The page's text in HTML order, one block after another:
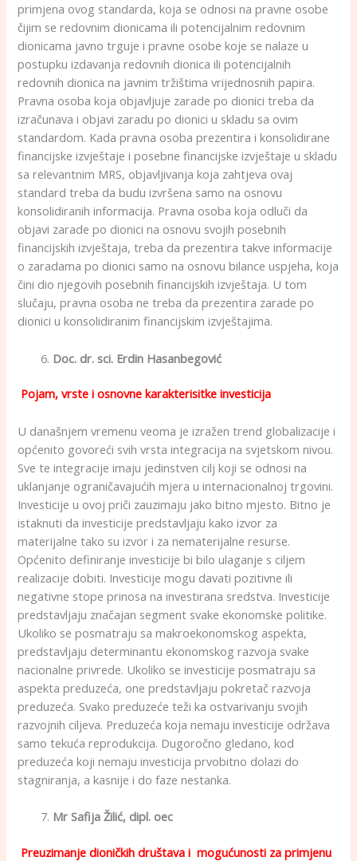
primjena ovog standarda, koja se odnosi na pravne osobe
čijim se redovnim dionicama ili potencijalnim redovnim
dionicama javno trguje i pravne osobe koje se nalaze u
postupku izdavanja redovnih dionica ili potencijalnih
redovnih dionica na javnim tržištima vrijednosnih papira.
Pravna osoba koja objavljuje zarade po dionici treba da
izračunava i objavi zaradu po dionici u skladu sa ovim
standardom. Kada pravna osoba prezentira i konsolidirane
financijske izvještaje i posebne financijske izvještaje u skladu
sa relevantnim MRS, objavljivanja koja zahtjeva ovaj
standard treba da budu izvršena samo na osnovu
konsolidiranih informacija. Pravna osoba koja odluči da
objavi zarade po dionici na osnovu svojih posebnih
financijskih izvještaja, treba da prezentira takve informacije
o zaradama po dionici samo na osnovu bilance uspjeha, koja
čini dio njegovih posebnih financijskih izvještaja. U tom
slučaju, pravna osoba ne treba da prezentira zarade po
dionici u konsolidiranim financijskim izvještajima.
Doc. dr. sci. Erdin Hasanbegović
Pojam, vrste i osnovne karakterisitke investicija
U današnjem vremenu veoma je izražen trend globalizacije i
općenito govoreći svih vrsta integracija na svjetskom nivou.
Sve te integracije imaju jedinstven cilj koji se odnosi na
uklanjanje ograničavajućih mjera u internacionalnoj trgovini.
Investicije u ovoj priči zauzimaju jako bitno mjesto. Bitno je
istaknuti da investicije predstavljaju kako izvor za
materijalne tako su izvor i za nematerijalne resurse.
Općenito definiranje investicije bi bilo ulaganje s ciljem
realizacije dobiti. Investicije mogu davati pozitivne ili
negativne stope prinosa na investirana sredstva. Investicije
predstavljaju značajan segment svake ekonomske politike.
Ukoliko se posmatraju sa makroekonomskog aspekta,
predstavljaju determinantu ekonomskog razvoja svake
nacionalne privrede. Ukoliko se investicije posmatraju sa
aspekta preduzeća, one predstavljaju pokretač razvoja
preduzeća. Svako preduzeće teži ka ostvarivanju svojih
razvojnih ciljeva. Preduzeća koja nemaju investicije održava
samo tekuća reprodukcija. Dugoročno gledano, kod
preduzeća koji nemaju investicija prvobitno dolazi do
stagniranja, a kasnije i do faze nestanka.
Mr Safija Žilić, dipl. oec
Preuzimanje dioničkih društava i mogućunosti za primjenu